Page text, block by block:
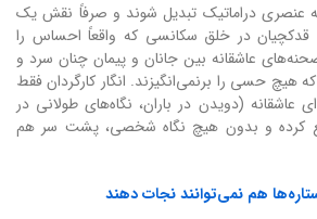
به عنصری دراماتیک تبدیل شوند و صرفاً نقش یک
قدکچیان در خلق سکانسی که واقعاً احساس را
عاشقانه بین جانان و پیمان چنان سرد و
هیچ حسی را برنمی‌انگیزند. انگار کارگردان فقط
عاشقانه (دویدن در باران، نگاه‌های طولانی در
کرده و بدون هیچ نگاه شخصی، پشت سر هم
هم نمی‌توانند نجات دهند